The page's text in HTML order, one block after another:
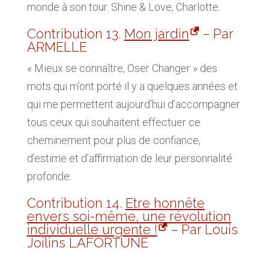
monde à son tour. Shine & Love, Charlotte.
Contribution 13. Mon jardin
– Par
ARMELLE
« Mieux se connaître, Oser Changer » des
mots qui m’ont porté il y a quelques années et
qui me permettent aujourd’hui d’accompagner
tous ceux qui souhaitent effectuer ce
cheminement pour plus de confiance,
d’estime et d’affirmation de leur personnalité
profonde.
Contribution 14. Etre honnête
envers soi-même, une révolution
individuelle urgente !
– Par Louis
Joilins LAFORTUNE